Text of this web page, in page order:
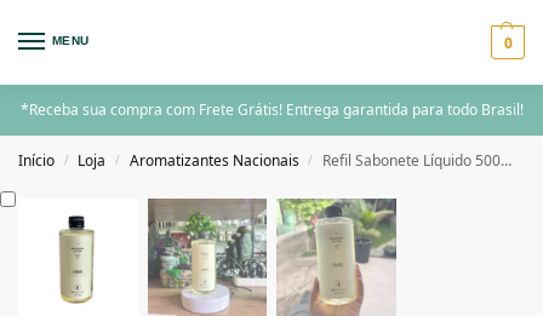
MENU 0
*Receba sua compra com Frete Grátis! Entrega garantida para todo Brasil!
Início / Loja / Aromatizantes Nacionais / Refil Sabonete Líquido 500ml Mandarina Ceylon Lenvie